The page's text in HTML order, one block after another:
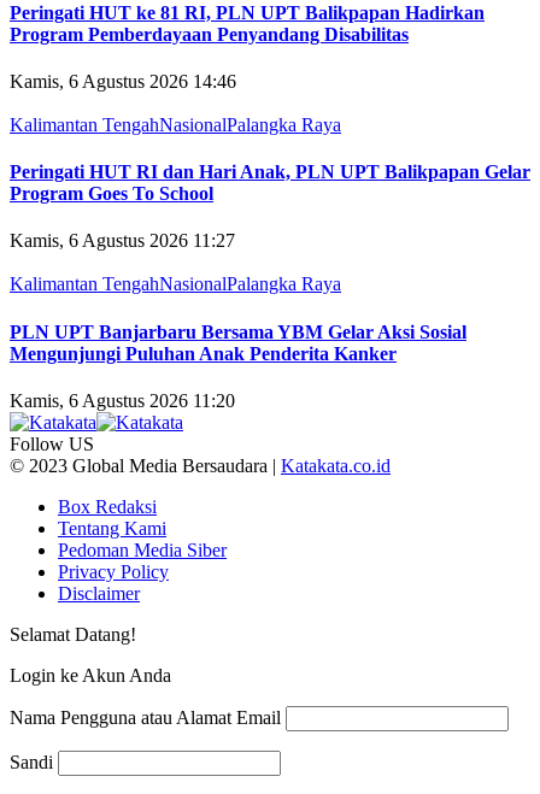
Peringati HUT ke 81 RI, PLN UPT Balikpapan Hadirkan
Program Pemberdayaan Penyandang Disabilitas
Kamis, 6 Agustus 2026 14:46
Kalimantan TengahNasionalPalangka Raya
Peringati HUT RI dan Hari Anak, PLN UPT Balikpapan Gelar
Program Goes To School
Kamis, 6 Agustus 2026 11:27
Kalimantan TengahNasionalPalangka Raya
PLN UPT Banjarbaru Bersama YBM Gelar Aksi Sosial
Mengunjungi Puluhan Anak Penderita Kanker
Kamis, 6 Agustus 2026 11:20
Follow US
© 2023 Global Media Bersaudara | Katakata.co.id
Box Redaksi
Tentang Kami
Pedoman Media Siber
Privacy Policy
Disclaimer
Selamat Datang!
Login ke Akun Anda
Nama Pengguna atau Alamat Email
Sandi